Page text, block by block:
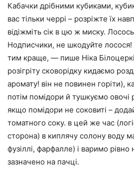
Кабачки дрібними кубиками,
вас тільки черрі – розріжте їх
відіжміть сік в цю ж миску.
Нодписчики, не шкодуйте
тим краще, — пише Ніка
розігріту сковорідку кидаємо
аромату! він не повинен горіти),
потім помідори й тушкуємо
якщо помідори не соковиті –
томатного соку. в цей же час
сторона) в киплячу солону воду
фузіллі, фарфалле) і варимо
зазначено на пачці.